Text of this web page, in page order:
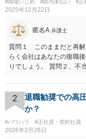
#職場いじめ #給与未払い #正
2025年12月22日
匿名A 弁護士
質問１ このままだと再
らく会社はあなたの復職
りでしょう。 質問２、不
をすることができるので
ょう。ただ、その内容が
ト」になっていれば、訴
賠償請求訴訟）。ただし
の際弁護士に依頼してい
生に早めに相談しておく
2
退職勧奨での高
か？
#パワハラ #正社員・契約社員
2026年2月26日